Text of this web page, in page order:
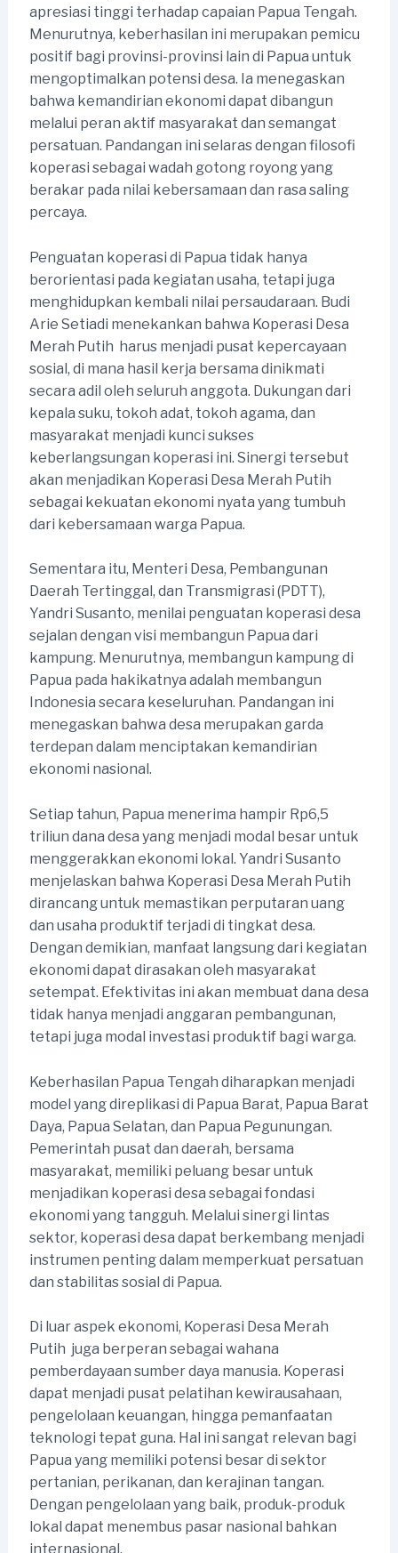
apresiasi tinggi terhadap capaian Papua Tengah.
Menurutnya, keberhasilan ini merupakan pemicu
positif bagi provinsi-provinsi lain di Papua untuk
mengoptimalkan potensi desa. Ia menegaskan
bahwa kemandirian ekonomi dapat dibangun
melalui peran aktif masyarakat dan semangat
persatuan. Pandangan ini selaras dengan filosofi
koperasi sebagai wadah gotong royong yang
berakar pada nilai kebersamaan dan rasa saling
percaya.
Penguatan koperasi di Papua tidak hanya
berorientasi pada kegiatan usaha, tetapi juga
menghidupkan kembali nilai persaudaraan. Budi
Arie Setiadi menekankan bahwa Koperasi Desa
Merah Putih harus menjadi pusat kepercayaan
sosial, di mana hasil kerja bersama dinikmati
secara adil oleh seluruh anggota. Dukungan dari
kepala suku, tokoh adat, tokoh agama, dan
masyarakat menjadi kunci sukses
keberlangsungan koperasi ini. Sinergi tersebut
akan menjadikan Koperasi Desa Merah Putih
sebagai kekuatan ekonomi nyata yang tumbuh
dari kebersamaan warga Papua.
Sementara itu, Menteri Desa, Pembangunan
Daerah Tertinggal, dan Transmigrasi (PDTT),
Yandri Susanto, menilai penguatan koperasi desa
sejalan dengan visi membangun Papua dari
kampung. Menurutnya, membangun kampung di
Papua pada hakikatnya adalah membangun
Indonesia secara keseluruhan. Pandangan ini
menegaskan bahwa desa merupakan garda
terdepan dalam menciptakan kemandirian
ekonomi nasional.
Setiap tahun, Papua menerima hampir Rp6,5
triliun dana desa yang menjadi modal besar untuk
menggerakkan ekonomi lokal. Yandri Susanto
menjelaskan bahwa Koperasi Desa Merah Putih
dirancang untuk memastikan perputaran uang
dan usaha produktif terjadi di tingkat desa.
Dengan demikian, manfaat langsung dari kegiatan
ekonomi dapat dirasakan oleh masyarakat
setempat. Efektivitas ini akan membuat dana desa
tidak hanya menjadi anggaran pembangunan,
tetapi juga modal investasi produktif bagi warga.
Keberhasilan Papua Tengah diharapkan menjadi
model yang direplikasi di Papua Barat, Papua Barat
Daya, Papua Selatan, dan Papua Pegunungan.
Pemerintah pusat dan daerah, bersama
masyarakat, memiliki peluang besar untuk
menjadikan koperasi desa sebagai fondasi
ekonomi yang tangguh. Melalui sinergi lintas
sektor, koperasi desa dapat berkembang menjadi
instrumen penting dalam memperkuat persatuan
dan stabilitas sosial di Papua.
Di luar aspek ekonomi, Koperasi Desa Merah
Putih juga berperan sebagai wahana
pemberdayaan sumber daya manusia. Koperasi
dapat menjadi pusat pelatihan kewirausahaan,
pengelolaan keuangan, hingga pemanfaatan
teknologi tepat guna. Hal ini sangat relevan bagi
Papua yang memiliki potensi besar di sektor
pertanian, perikanan, dan kerajinan tangan.
Dengan pengelolaan yang baik, produk-produk
lokal dapat menembus pasar nasional bahkan
internasional.